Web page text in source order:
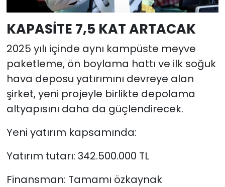
KAPASİTE 7,5 KAT ARTACAK
2025 yılı içinde aynı kampüste meyve
paketleme, ön boylama hattı ve ilk soğuk
hava deposu yatırımını devreye alan
şirket, yeni projeyle birlikte depolama
altyapısını daha da güçlendirecek.
Yeni yatırım kapsamında:
Yatırım tutarı: 342.500.000 TL
Finansman: Tamamı özkaynak